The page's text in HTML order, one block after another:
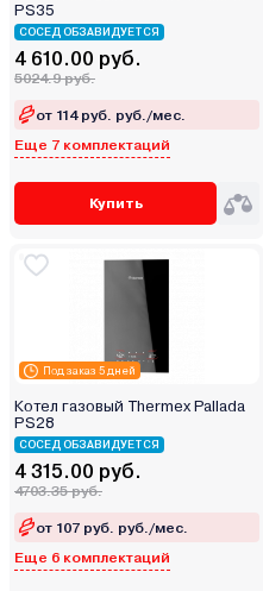
PS35
СОСЕД ОБЗАВИДУЕТСЯ
4 610.00 руб.
5024.9 руб.
от 114 руб. руб./мес.
Еще 7 комплектаций
Купить
Под заказ 5 дней
Котел газовый Thermex Pallada
PS28
СОСЕД ОБЗАВИДУЕТСЯ
4 315.00 руб.
4703.35 руб.
от 107 руб. руб./мес.
Еще 6 комплектаций